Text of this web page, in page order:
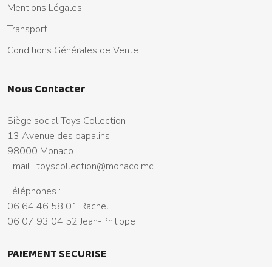
Mentions Légales
Transport
Conditions Générales de Vente
Nous Contacter
Siège social Toys Collection
13 Avenue des papalins
98000 Monaco
Email : toyscollection@monaco.mc
Téléphones :
06 64 46 58 01 Rachel
06 07 93 04 52 Jean-Philippe
PAIEMENT SECURISE